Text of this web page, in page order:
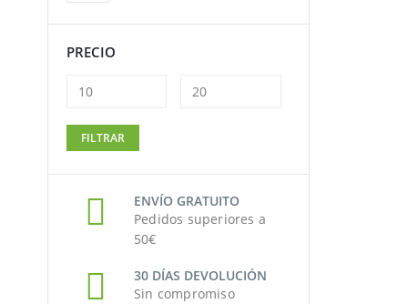
PRECIO
mínimo
máximo
FILTRAR
ENVÍO GRATUITO
Pedidos superiores a
50€
30 DÍAS DEVOLUCIÓN
Sin compromiso